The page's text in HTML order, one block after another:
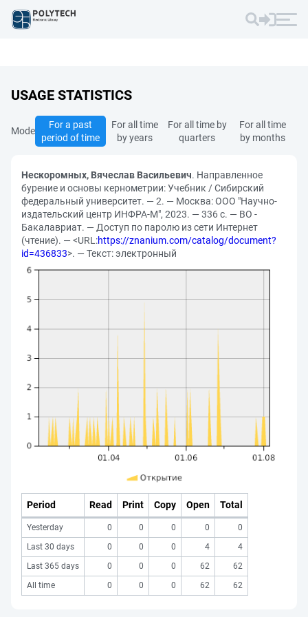
USAGE STATISTICS
Mode
For a past
period of time
For all time
by years
For all time by
quarters
For all time
by months
Нескоромных, Вячеслав Васильевич. Направленное
бурение и основы кернометрии: Учебник / Сибирский
федеральный университет. — 2. — Москва: ООО "Научно-
издательский центр ИНФРА-М", 2023. — 336 с. — ВО -
Бакалавриат. — Доступ по паролю из сети Интернет
(чтение). — <URL:https://znanium.com/catalog/document?
id=436833>. — Текст: электронный
Period Read Print Copy Open Total
Yesterday 0 0 0 0
0
Last 30 days
0 0 0 4
4
Last 365 days
0 0 0 62
62
All time
0 0 0 62 62